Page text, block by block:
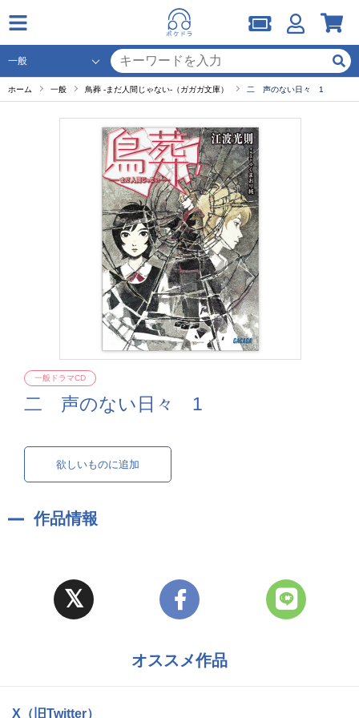
ホーム 一般 鳥葬 -まだ人間じゃない-（ガガガ文庫） 二 声のない日々 1
二 声のない日々 1
一般ドラマCD
欲しいものに追加
作品情報
オススメ作品
X（旧Twitter）